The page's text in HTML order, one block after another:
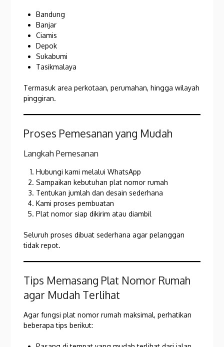
Bandung
Banjar
Ciamis
Depok
Sukabumi
Tasikmalaya
Termasuk area perkotaan, perumahan, hingga wilayah
pinggiran.
Proses Pemesanan yang Mudah
Langkah Pemesanan
Hubungi kami melalui WhatsApp
Sampaikan kebutuhan plat nomor rumah
Tentukan jumlah dan desain sederhana
Kami proses pembuatan
Plat nomor siap dikirim atau diambil
Seluruh proses dibuat sederhana agar pelanggan
tidak repot.
Tips Memasang Plat Nomor Rumah
agar Mudah Terlihat
Agar fungsi plat nomor rumah maksimal, perhatikan
beberapa tips berikut: